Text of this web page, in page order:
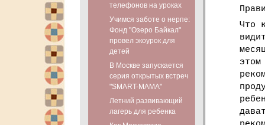
телефонов на уроках
Учимся заботе о нерпе:
Фонд "Озеро Байкал"
провел экоурок для
детей
В Москве запускается
серия открытых встреч
"SMART-МАМА"
Летний развивающий
лагерь для ребенка
Что